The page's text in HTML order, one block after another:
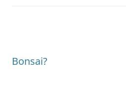
Bonsai?